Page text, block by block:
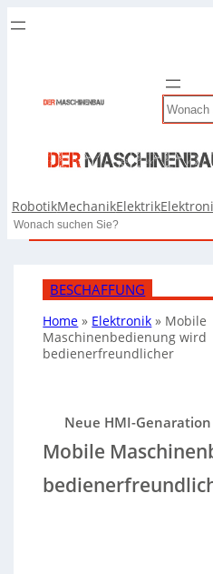
Search
RobotikMechanikElektrik
Search
BESCHAFFUNG
Home » Elektronik » Mobile
Maschinenbedienung wird
bedienerfreundlicher
Neue HMI-Genaration
Mobile